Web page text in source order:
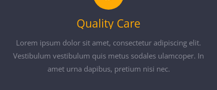
Quality Care
Lorem ipsum dolor sit amet, consectetur adipiscing elit.
Vestibulum vestibulum quis metus sodales ulamcoper. In
amet urna dapibus, pretium nisi nec.